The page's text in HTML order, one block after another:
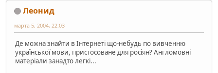
Леонид
марта 5, 2004, 22:03
Де можна знайти в Інтернеті що-небудь по вивченню
української мови, пристосоване для росіян? Англомовні
матеріали занадто легкі...